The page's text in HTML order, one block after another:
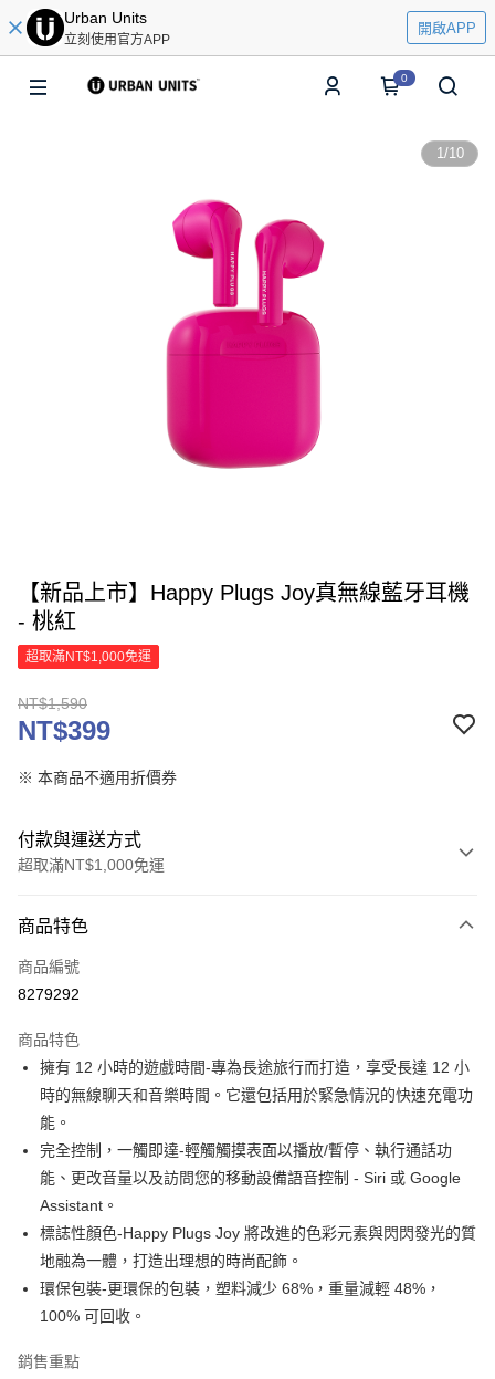
Urban Units
立刻使用官方APP
開啟APP
0
1/10
【新品上市】Happy Plugs Joy真無線藍牙耳機
- 桃紅
超取滿NT$1,000免運
NT$1,590
NT$399
※ 本商品不適用折價券
付款與運送方式
超取滿NT$1,000免運
信用卡一次付款
信用卡分期付款
合作金庫商業銀行
華南商業銀行
彰化商業銀行
上海商業儲蓄銀行
台北富邦商業銀行
國泰世華商業銀行
臺灣中小企業銀行
台中商業銀行
匯豐（台灣）商業銀行
華泰商業銀行
聯邦商業銀行
遠東國際商業銀行
元大商業銀行
玉山商業銀行
星展（台灣）商業銀行
台新國際商業銀行
中國信託商業銀行
台灣樂天信用卡公司
6 期 0 利率 每期
華南商業銀行
彰化商業銀行
上海商業儲蓄銀行
國泰世華商業銀行
兆豐國際商業銀行
臺灣中小企業銀行
台中商業銀行
匯豐（台灣）商業銀行
聯邦商業銀行
遠東國際商業銀行
元大商業銀行
永豐商業銀行
玉山商業銀行
星展（台灣）商業銀行
台新國際商業銀行
中國信託商業銀行
台灣樂天信用卡公司
LINE Pay
Apple Pay
ATM付款
運送方式
付款後全家取貨
每筆NT$80，滿NT$1,000(含以上)免運費
每筆NT$80，滿NT$1,000(含以上)免運費
商品特色
商品編號
8279292
商品特色
擁有 12 小時的遊戲時間-專為長途旅行而打造，享受長達 12 小
時的無線聊天和音樂時間。它還包括用於緊急情況的快速充電功
能。
完全控制，一觸即達-輕觸觸摸表面以播放/暫停、執行通話功
能、更改音量以及訪問您的移動設備語音控制 - Siri 或 Google
Assistant。
標誌性顏色-Happy Plugs Joy 將改進的色彩元素與閃閃發光的質
地融為一體，打造出理想的時尚配飾。
環保包裝-更環保的包裝，塑料減少 68%，重量減輕 48%，
100% 可回收。
銷售重點